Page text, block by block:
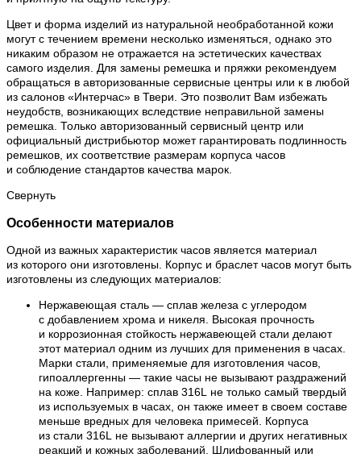
Цвет и форма изделий из натуральной необработанной кожи
могут с течением времени несколько изменяться, однако это
никаким образом не отражается на эстетических качествах
самого изделия. Для замены ремешка и пряжки рекомендуем
обращаться в авторизованные сервисные центры или к в любой
из салонов «Интерчас» в Твери. Это позволит Вам избежать
неудобств, возникающих вследствие неправильной замены
ремешка. Только авторизованный сервисный центр или
официальный дистрибьютор может гарантировать подлинность
ремешков, их соответствие размерам корпуса часов
и соблюдение стандартов качества марок.
Свернуть
Особенности материалов
Одной из важных характеристик часов является материал
из которого они изготовлены. Корпус и браслет часов могут быть
изготовлены из следующих материалов:
Нержавеющая сталь — сплав железа с углеродом
с добавлением хрома и никеля. Высокая прочность
и коррозионная стойкость нержавеющей стали делают
этот материал одним из лучших для применения в часах.
Марки стали, применяемые для изготовления часов,
гипоаллергенны — такие часы не вызывают раздражений
на коже. Например: сплав 316L не только самый твердый
из используемых в часах, он также имеет в своем составе
меньше вредных для человека примесей. Корпуса
из стали 316L не вызывают аллергии и других негативных
реакций и кожных заболеваний. Шлифованный или